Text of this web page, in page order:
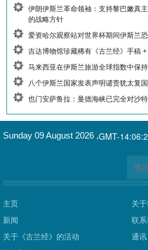
伊朗伊斯兰革命领袖：支持黎巴嫩真
的战略方针
爱资哈尔观察站对世界杯期间伊斯兰
吉达博物馆珍藏稀有《古兰经》手稿
马来西亚在伊斯兰旅游全球指数中保
八个伊斯兰国家发表声明谴责犹太复
也门安萨鲁拉：曼德海峡已完全对沙
GMT-
Sunday 09 August 2026 ,
主页
新闻
关于《古兰经》的活动
关
联
通讯